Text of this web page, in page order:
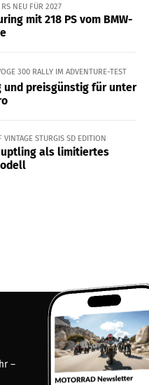
NEU FÜR 2027
mit 218 PS vom BMW-
300 RALLY IM ADVENTURE-TEST
und preisgünstig für unter
VINTAGE STURGIS SD EDITION
als limitiertes
–